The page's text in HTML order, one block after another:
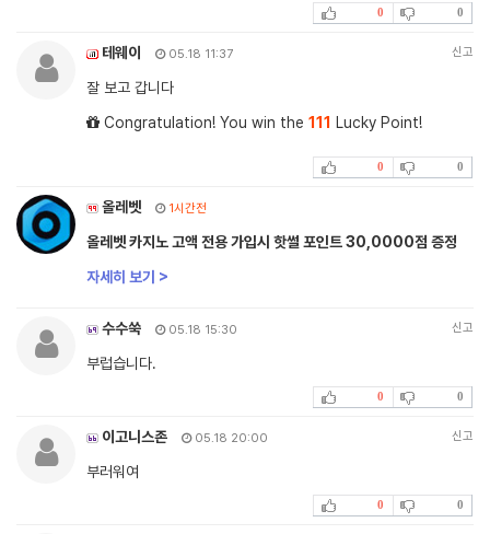
0 0
테웨이 05.18 11:37 신고
잘 보고 갑니다
Congratulation! You win the 111 Lucky Point!
0 0
올레벳 1시간전
올레벳 카지노 고액 전용 가입시 핫썰 포인트 30,0000점 증정
자세히 보기 >
수수쑥 05.18 15:30 신고
부럽습니다.
0 0
이고니스존 05.18 20:00 신고
부러워여
0 0